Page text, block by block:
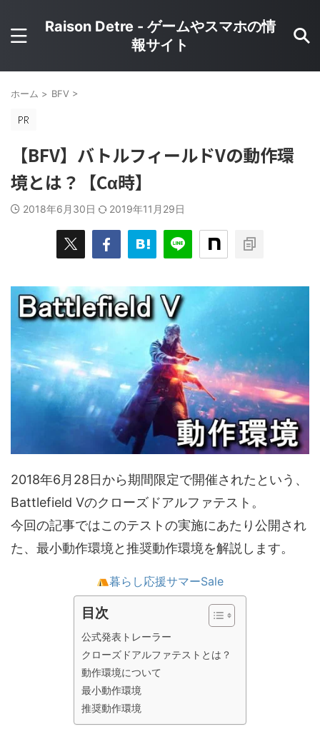
Raison Detre - ゲームやスマホの情
報サイト
ホーム > BFV >
【BFV】バトルフィールドVの動作環
境とは？【Cα時】
2018年6月30日 2019年11月29日
2018年6月28日から期間限定で開催されたという、
Battlefield Vのクローズドアルファテスト。
今回の記事ではこのテストの実施にあたり公開され
た、最小動作環境と推奨動作環境を解説します。
暮らし応援サマーSale
目次
公式発表トレーラー
クローズドアルファテストとは？
動作環境について
最小動作環境
推奨動作環境